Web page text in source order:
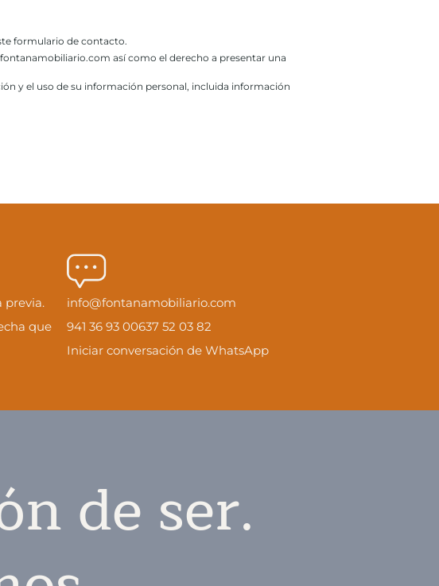
formulario de contacto.
así como el derecho a presentar una
y el uso de su información personal, incluida información
previa.
que
info@fontanamobiliario.com
941 36 93 00637 52 03 82
Iniciar conversación de WhatsApp
de ser.